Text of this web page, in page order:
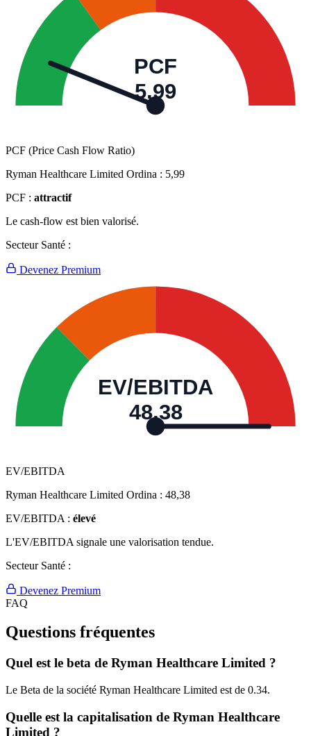
PCF
5,99
PCF (Price Cash Flow Ratio)
Ryman Healthcare Limited Ordina : 5,99
PCF : attractif
Le cash-flow est bien valorisé.
Secteur Santé :
Devenez Premium
EV/EBITDA
48,38
EV/EBITDA
Ryman Healthcare Limited Ordina : 48,38
EV/EBITDA : élevé
L'EV/EBITDA signale une valorisation tendue.
Secteur Santé :
Devenez Premium
FAQ
Questions fréquentes
Quel est le beta de Ryman Healthcare Limited ?
Le Beta de la société Ryman Healthcare Limited est de 0.34.
Quelle est la capitalisation de Ryman Healthcare
Limited ?